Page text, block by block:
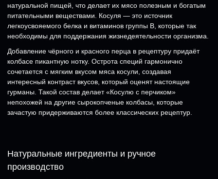
натуральной пищей, что делает их мясо полезным и богатым
питательными веществами. Косуля — это источник
легкоусвояемого белка и витаминов группы В, которые так
необходимы для поддержания жизнедеятельности организма.
Добавление чёрного и красного перца в рецептуру придаёт
колбасе пикантную нотку. Острота специй гармонично
сочетается с мягким вкусом мяса косули, создавая
интересный контраст вкусов, который оценят настоящие
гурманы. Такой состав делает «Косулю с перчиком»
непохожей на другие сырокопченые колбасы, которые
зачастую придерживаются более классических рецептур.
Натуральные ингредиенты и ручное
производство